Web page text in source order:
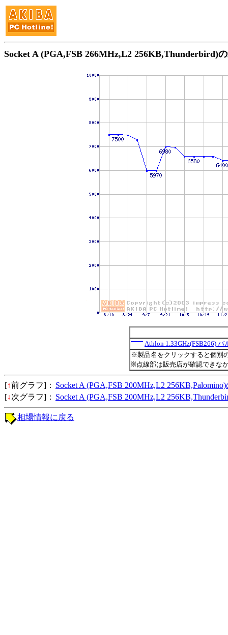
Socket A (PGA,FSB 266MHz,L2 256KB,Thunderbird)
Athlon 1.33GHz(FSB266) バ
※製品名をクリックすると個別
※点線部は販売店が確認できな
[↑前グラフ]： Socket A (PGA,FSB 200MHz,L2
[↓次グラフ]： Socket A (PGA,FSB 200MHz,L2
相場情報に戻る